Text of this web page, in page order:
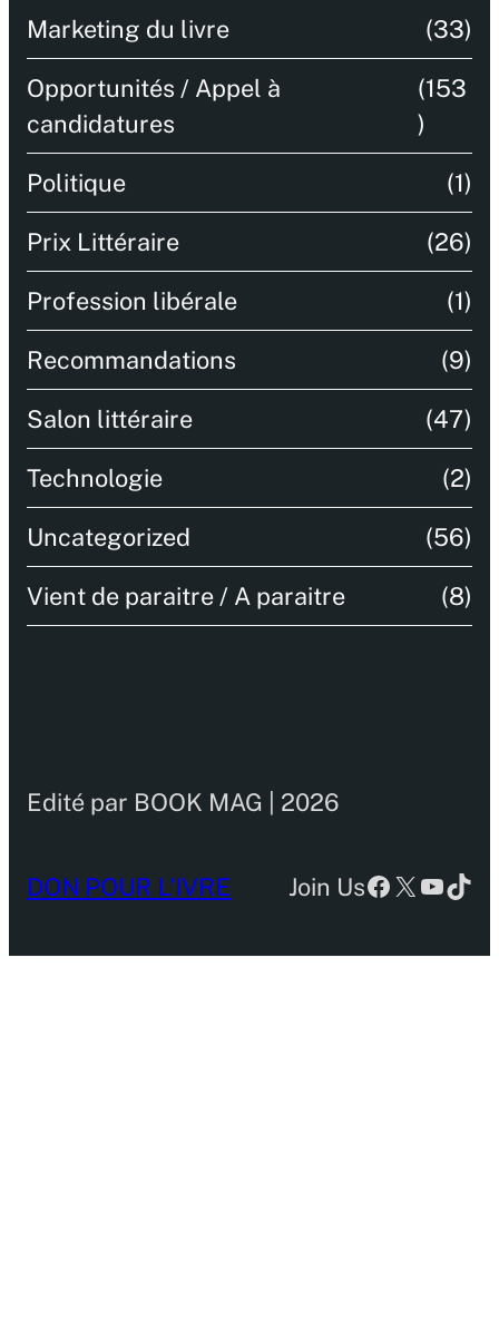
Marketing du livre (33)
Opportunités / Appel à
candidatures
(153
)
Politique (1)
Prix Littéraire (26)
Profession libérale (1)
Recommandations (9)
Salon littéraire (47)
Technologie (2)
Uncategorized (56)
Vient de paraitre / A paraitre (8)
Edité par BOOK MAG | 2026
DON POUR L’IVRE Join UsFacebook
X